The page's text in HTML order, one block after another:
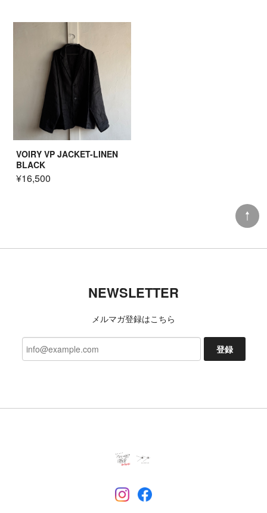
VOIRY VP JACKET-LINEN
BLACK
¥16,500
NEWSLETTER
メルマガ登録はこちら
登録